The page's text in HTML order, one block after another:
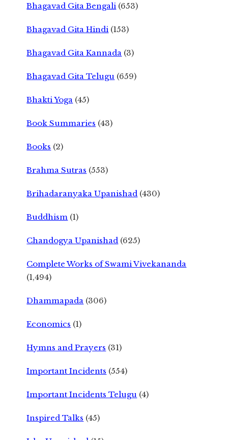
Bhagavad Gita Bengali (653)
Bhagavad Gita Hindi (153)
Bhagavad Gita Kannada (3)
Bhagavad Gita Telugu (659)
Bhakti Yoga (45)
Book Summaries (43)
Books (2)
Brahma Sutras (553)
Brihadaranyaka Upanishad (430)
Buddhism (1)
Chandogya Upanishad (625)
Complete Works of Swami Vivekananda
(1,494)
Dhammapada (306)
Economics (1)
Hymns and Prayers (31)
Important Incidents (554)
Important Incidents Telugu (4)
Inspired Talks (45)